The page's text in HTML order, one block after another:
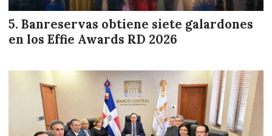
Banreservas obtiene siete galardones
en los Effie Awards RD 2026